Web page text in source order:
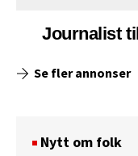
Journalist
Se fler annonser
Nytt om folk